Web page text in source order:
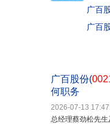
广百
广百
广百股份(
何职务
2026-07-13
总经理蔡劲松先生